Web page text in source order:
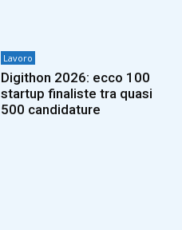
Lavoro
Digithon 2026: ecco 100
startup finaliste tra quasi
500 candidature